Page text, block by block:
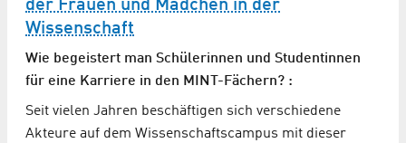
der Frauen und Mädchen in der
Wissenschaft
Wie begeistert man Schülerinnen und Studentinnen
für eine Karriere in den MINT-Fächern? :
Seit vielen Jahren beschäftigen sich verschiedene
Akteure auf dem Wissenschaftscampus mit dieser